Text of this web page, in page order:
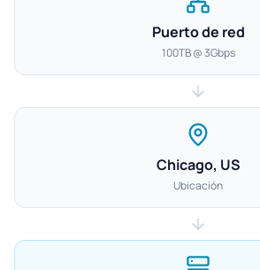
Puerto de red
100TB @ 3Gbps
Chicago, US
Ubicación